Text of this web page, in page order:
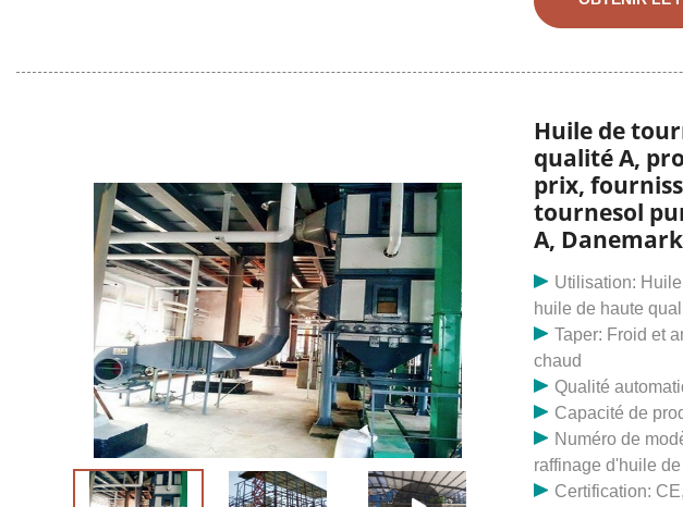
légers,
sauces froides et
Huile de
qualité A,
prix,
tournesol
A,
Utilisation:
huile de haute
Taper: Froid et
chaud
Qualité
Capacité de
Numéro de
raffinage d'huile de
Certification: